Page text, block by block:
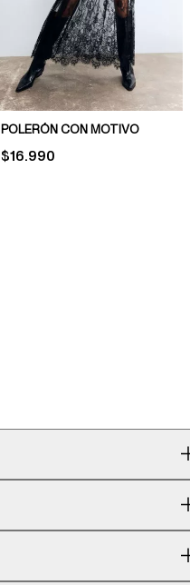
POLERÓN CON MOTIVO
PRICE:
$16.990